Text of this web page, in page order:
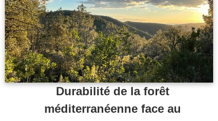
Durabilité de la forêt
méditerranéenne face au